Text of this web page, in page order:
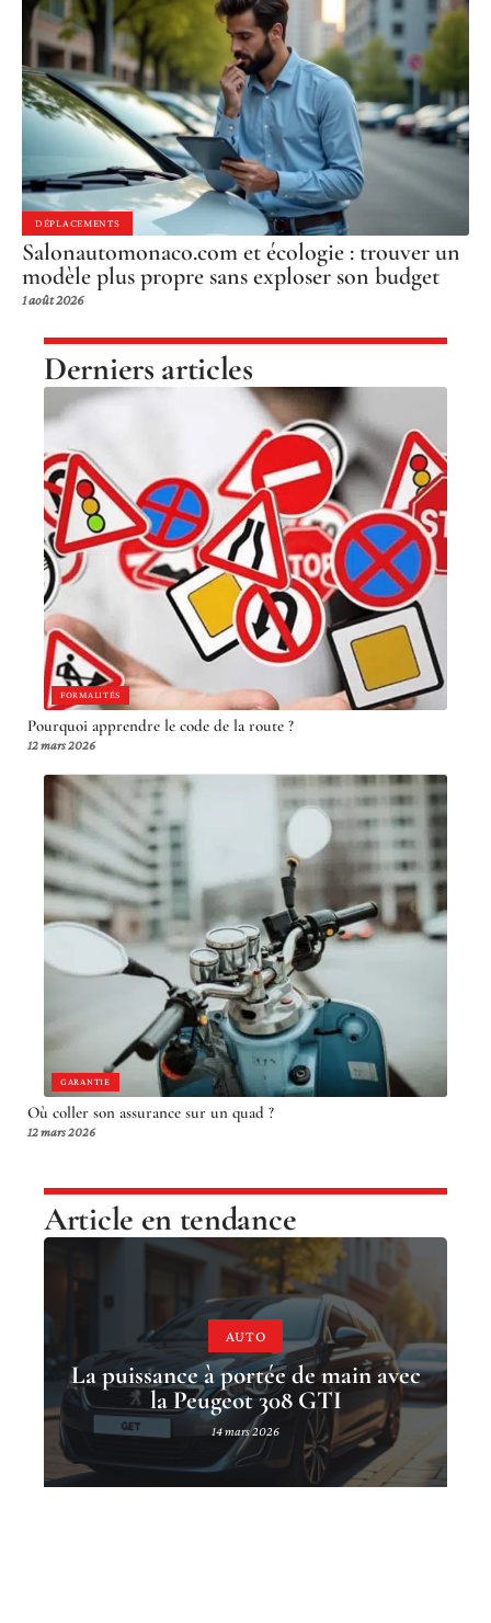
DÉPLACEMENTS
Salonautomonaco.com et écologie : trouver un
modèle plus propre sans exploser son budget
1 août 2026
Derniers articles
FORMALITÉS
Pourquoi apprendre le code de la route ?
12 mars 2026
GARANTIE
Où coller son assurance sur un quad ?
12 mars 2026
Article en tendance
AUTO
La puissance à portée de main avec
la Peugeot 308 GTI
14 mars 2026